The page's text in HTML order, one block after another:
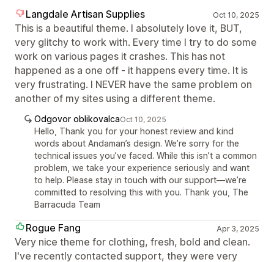
Langdale Artisan Supplies Oct 10, 2025
This is a beautiful theme. I absolutely love it, BUT,
very glitchy to work with. Every time I try to do some
work on various pages it crashes. This has not
happened as a one off - it happens every time. It is
very frustrating. I NEVER have the same problem on
another of my sites using a different theme.
Odgovor oblikovalcaOct 10, 2025
Hello, Thank you for your honest review and kind
words about Andaman’s design. We’re sorry for the
technical issues you’ve faced. While this isn’t a common
problem, we take your experience seriously and want
to help. Please stay in touch with our support—we’re
committed to resolving this with you. Thank you, The
Barracuda Team
Rogue Fang Apr 3, 2025
Very nice theme for clothing, fresh, bold and clean.
I've recently contacted support, they were very